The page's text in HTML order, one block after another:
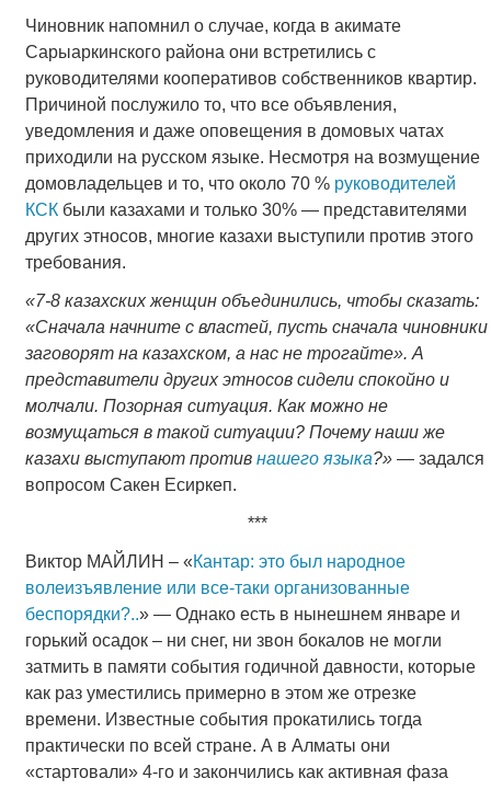
Чиновник напомнил о случае, когда в акимате
Сарыаркинского района они встретились с
руководителями кооперативов собственников квартир.
Причиной послужило то, что все объявления,
уведомления и даже оповещения в домовых чатах
приходили на русском языке. Несмотря на возмущение
домовладельцев и то, что около 70 % руководителей
КСК были казахами и только 30% ― представителями
других этносов, многие казахи выступили против этого
требования.
«7-8 казахских женщин объединились, чтобы сказать:
«Сначала начните с властей, пусть сначала чиновники
заговорят на казахском, а нас не трогайте». А
представители других этносов сидели спокойно и
молчали. Позорная ситуация. Как можно не
возмущаться в такой ситуации? Почему наши же
казахи выступают против нашего языка?»― задался
вопросом Сакен Есиркеп.
***
Виктор МАЙЛИН – «Кантар: это был народное
волеизъявление или все-таки организованные
беспорядки?..» — Однако есть в нынешнем январе и
горький осадок – ни снег, ни звон бокалов не могли
затмить в памяти события годичной давности, которые
как раз уместились примерно в этом же отрезке
времени. Известные события прокатились тогда
практически по всей стране. А в Алматы они
«стартовали» 4-го и закончились как активная фаза